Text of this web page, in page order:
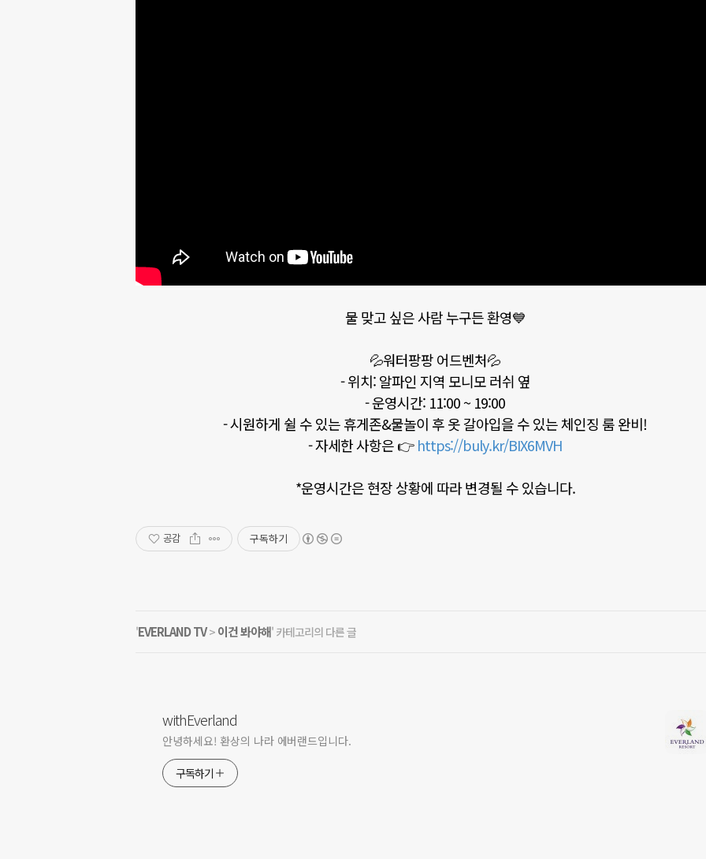
물 맞고 싶은 사람 누구든 환영💙
💦워터팡팡 어드벤처💦
- 위치: 알파인 지역 모니모 러쉬 옆
- 운영시간: 11:00 ~ 19:00
- 시원하게 쉴 수 있는 휴게존&물놀이 후 옷 갈아입을 수 있는 체인징 룸 완비!
- 자세한 사항은 👉https://buly.kr/BIX6MVH
*운영시간은 현장 상황에 따라 변경될 수 있습니다.
공감 구독하기
'EVERLAND TV> 이건 봐야해' 카테고리의 다른 글
withEverland
안녕하세요! 환상의 나라 에버랜드입니다.
구독하기